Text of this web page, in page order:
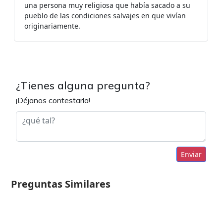
una persona muy religiosa que había sacado a su
pueblo de las condiciones salvajes en que vivían
originariamente.
¿Tienes alguna pregunta?
¡Déjanos contestarla!
Enviar
Preguntas Similares